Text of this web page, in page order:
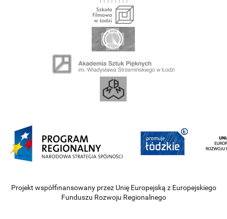
Projekt współfinansowany przez Unię Europejską z Europejskiego
Funduszu Rozwoju Regionalnego